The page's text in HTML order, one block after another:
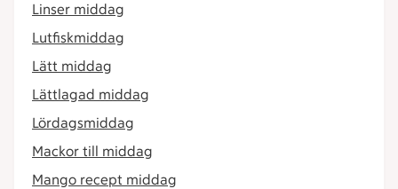
Linser middag
Lutfiskmiddag
Lätt middag
Lättlagad middag
Lördagsmiddag
Mackor till middag
Mango recept middag